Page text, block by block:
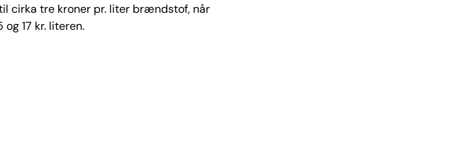
cirka tre kroner pr. liter brændstof, når
17 kr. literen.